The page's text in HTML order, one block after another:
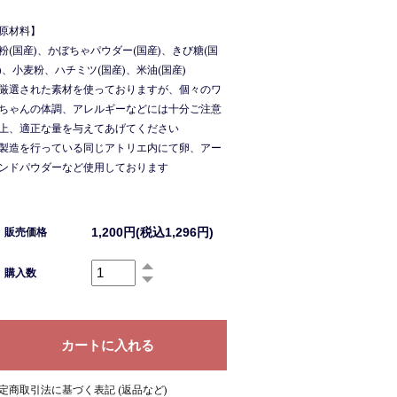
原材料】
(国産)、かぼちゃパウダー(国産)、きび糖(国
、小麦粉、ハチミツ(国産)、米油(国産)
選された素材を使っておりますが、個々のワ
ゃんの体調、アレルギーなどには十分ご注意
、適正な量を与えてあげてください
造を行っている同じアトリエ内にて卵、アー
ドパウダーなど使用しております
販売価格 1,200円(税込1,296円)
購入数
商取引法に基づく表記 (返品など)